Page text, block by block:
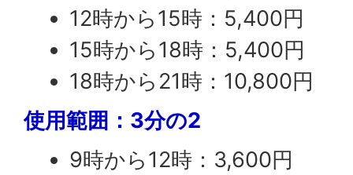
12時から15時：5,400円
15時から18時：5,400円
18時から21時：10,800円
使用範囲：3分の2
9時から12時：3,600円